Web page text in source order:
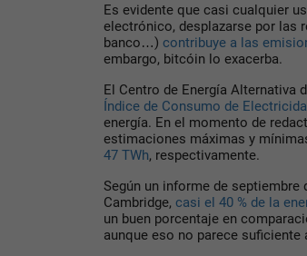
Es evidente que casi cualquier
electrónico, desplazarse por las
banco…) contribuye a las
embargo, bitcóin lo exacerba.
El Centro de Energía Alternativa
Índice de Consumo de
energía. En el momento de
estimaciones máximas y
47 TWh, respectivamente.
Según un informe de septiembre
Cambridge, casi el 40 % de la
un buen porcentaje en
aunque eso no parece